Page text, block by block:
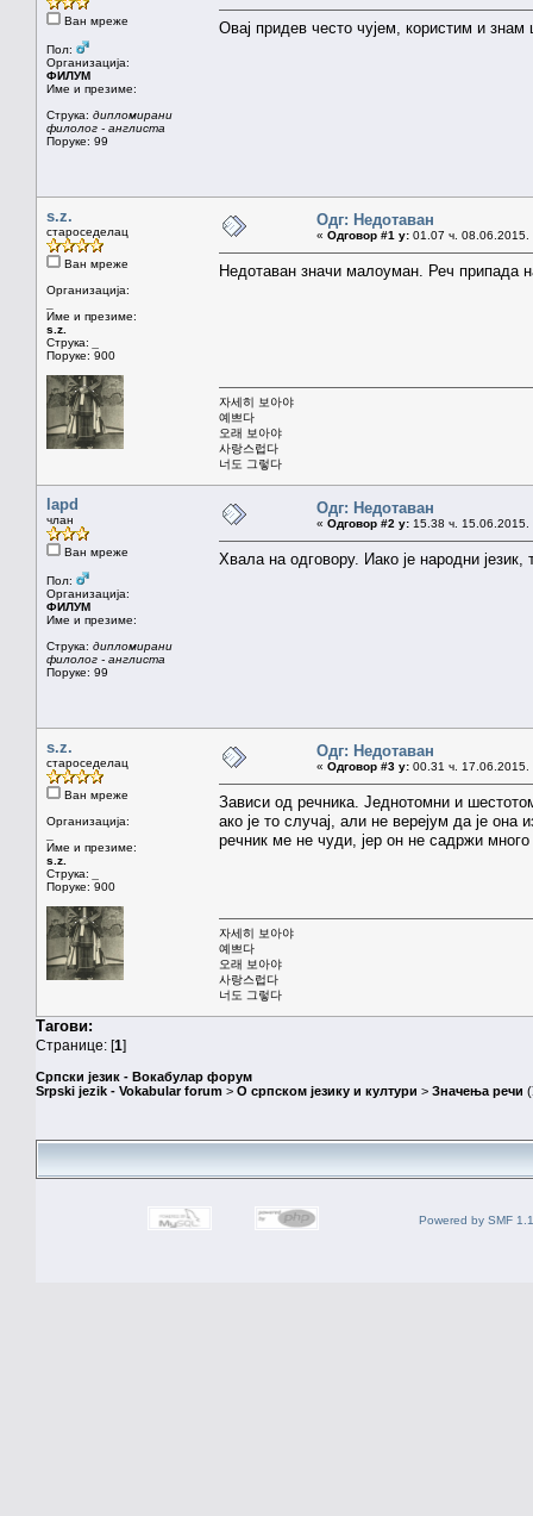
Ван мреже
Пол:
Организација:
ФИЛУМ
Име и презиме:
Струка: дипломирани
филолог - англиста
Поруке: 99
Овај придев често чујем, користим и
s.z.
староседелац
Ван мреже
Организација:
Име и презиме:
s.z.
Струка:
Поруке: 900
Одг: Недотаван
« Одговор #1 у: 01.07 ч. 08.06.2015.
Недотаван значи малоуман. Реч припада
자세히 보아야
예쁘다
오래 보아야
사랑스럽다
너도 그렇다
lapd
члан
Ван мреже
Пол:
Организација:
ФИЛУМ
Име и презиме:
Струка: дипломирани
филолог - англиста
Поруке: 99
Одг: Недотаван
« Одговор #2 у: 15.38 ч. 15.06.2015.
Хвала на одговору. Иако је народни
s.z.
староседелац
Ван мреже
Организација:
Име и презиме:
s.z.
Струка:
Поруке: 900
Одг: Недотаван
« Одговор #3 у: 00.31 ч. 17.06.2015.
Зависи од речника. Једнотомни и
ако је то случај, али не верејум да је она
речник ме не чуди, јер он не садржи
자세히 보아야
예쁘다
오래 보아야
사랑스럽다
너도 그렇다
Тагови:
Странице: [1]
Српски језик - Вокабулар форум
Srpski jezik - Vokabular forum > О српском језику и култури > Значења речи
Powered by SMF